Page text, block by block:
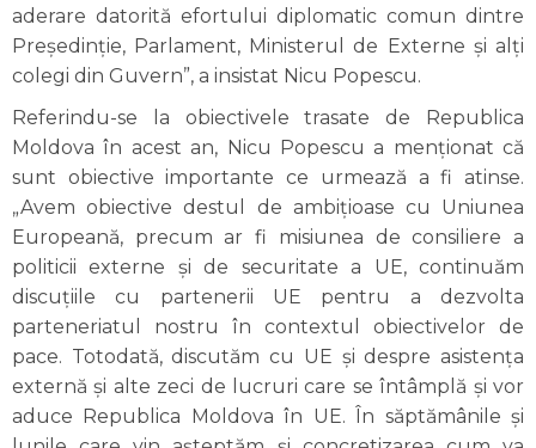
aderare datorită efortului diplomatic comun dintre
Președinție, Parlament, Ministerul de Externe și alți
colegi din Guvern”, a insistat Nicu Popescu.
Referindu-se la obiectivele trasate de Republica
Moldova în acest an, Nicu Popescu a menționat că
sunt obiective importante ce urmează a fi atinse.
„Avem obiective destul de ambițioase cu Uniunea
Europeană, precum ar fi misiunea de consiliere a
politicii externe și de securitate a UE, continuăm
discuțiile cu partenerii UE pentru a dezvolta
parteneriatul nostru în contextul obiectivelor de
pace. Totodată, discutăm cu UE și despre asistența
externă și alte zeci de lucruri care se întâmplă și vor
aduce Republica Moldova în UE. În săptămânile și